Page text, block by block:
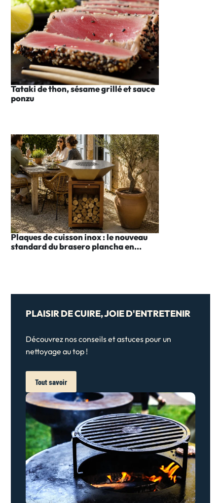
Tataki de thon, sésame grillé et sauce
ponzu
Plaques de cuisson inox : le nouveau
standard du brasero plancha en...
PLAISIR DE CUIRE, JOIE D'ENTRETENIR
Découvrez nos conseils et astuces pour un
nettoyage au top !
Tout savoir